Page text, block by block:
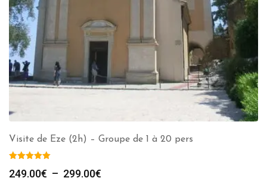
Visite de Eze (2h) – Groupe de 1 à 20 pers
249.00€ – 299.00€